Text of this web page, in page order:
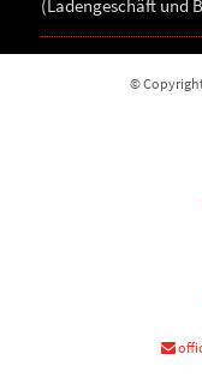
(Ladengeschäft und
©